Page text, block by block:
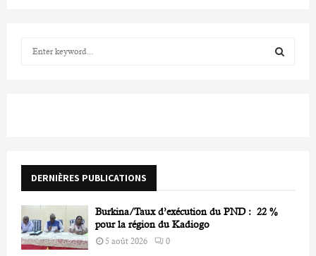
r
DERNIÈRES PUBLICATIONS
Burkina/Taux d’exécution du PND : 22 %
pour la région du Kadiogo
5 août 2026 0